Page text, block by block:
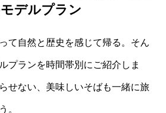
デルプラン
て自然と歴史を感じて帰る。そん
プランを時間帯別にご紹介しま
せない、美味しいそばも一緒に旅
。